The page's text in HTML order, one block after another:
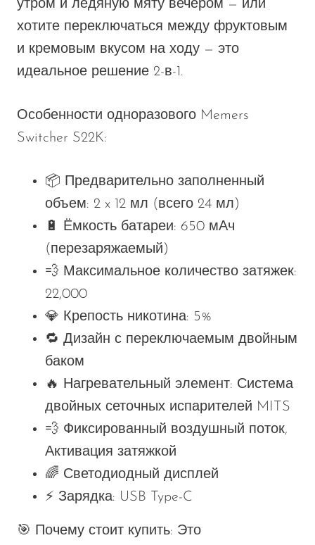
утром и ледяную мяту вечером — или
хотите переключаться между фруктовым
и кремовым вкусом на ходу — это
идеальное решение 2-в-1.
Особенности одноразового Memers
Switcher S22K:
📦 Предварительно заполненный
объем: 2 x 12 мл (всего 24 мл)
🔋
Ёмкость батареи: 650 мАч
(перезаряжаемый)
💨 Максимальное количество затяжек:
22,000
💎 Крепость никотина: 5%
🔁 Дизайн с переключаемым двойным
баком
🔥 Нагревательный элемент: Система
двойных сеточных испарителей MITS
💨 Фиксированный воздушный поток,
Активация затяжкой
🌈 Светодиодный дисплей
⚡ Зарядка: USB Type-C
🎯 Почему стоит купить: Это